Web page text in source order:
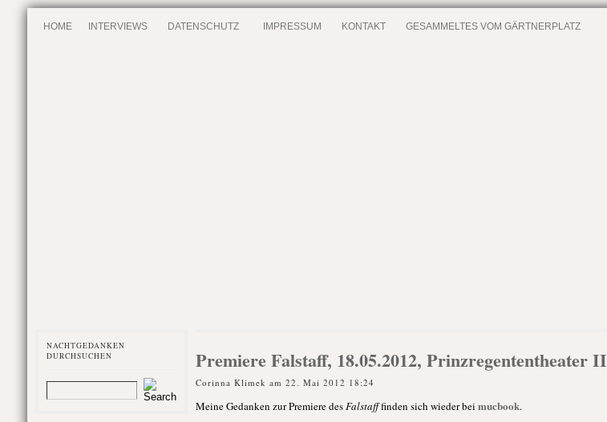
HOME INTERVIEWS DATENSCHUTZ IMPRESSUM KONTAKT GESAMMELTES VOM GÄRTNERPLATZ
NACHTGEDANKEN
DURCHSUCHEN
Premiere Falstaff, 18.05.2012, Prinzregententheater II
Corinna Klimek am 22. Mai 2012 18:24
Meine Gedanken zur Premiere desFalstafffinden sich wieder bei mucbook.